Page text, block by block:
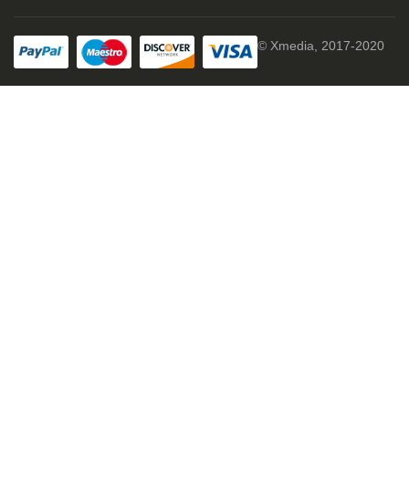
© Xmedia, 2017-2020